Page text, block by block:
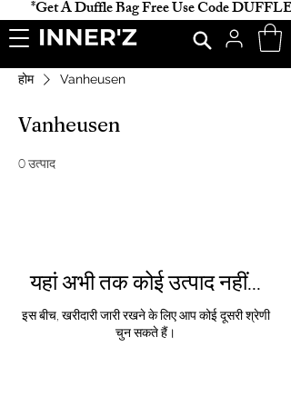
*Get A Duffle Bag Free Use Code
होम Vanheusen
Vanheusen
0 उत्पाद
यहां अभी तक कोई उत्पाद नहीं...
इस बीच, खरीदारी जारी रखने के लिए आप कोई दूसरी श्रेणी
चुन सकते हैं।